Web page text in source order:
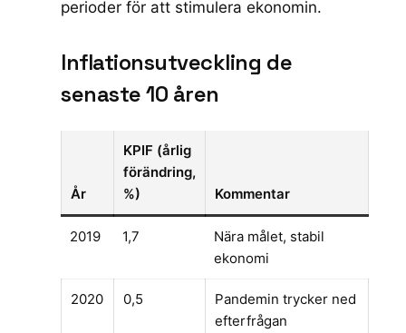
perioder för att stimulera ekonomin.
Inflationsutveckling de
senaste 10 åren
År
KPIF (årlig
förändring,
%)
Kommentar
2019 1,7
Nära målet, stabil
ekonomi
2020 0,5
Pandemin trycker ned
efterfrågan